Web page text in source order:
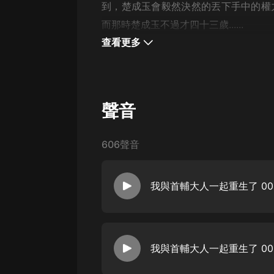
戲曲
旅遊
到，楚成玉會毅然決然的丟下手中的
而那時楚成玉不過才四十三歲......
查看更多
聲音
606聲音